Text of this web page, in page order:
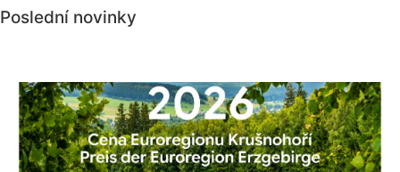
Poslední novinky